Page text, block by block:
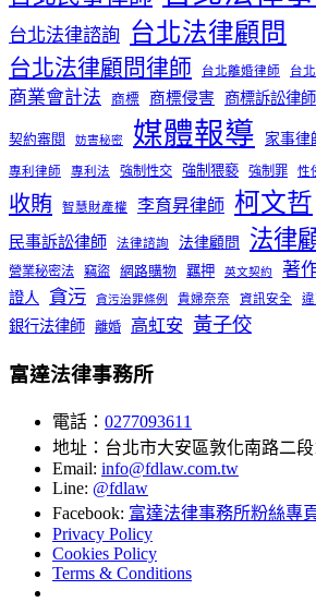
台北法律諮詢 台北法律顧問
台北法律顧問律師 台北離婚律師 台
商業會計法 商標 商標侵害 商標訴訟律師
契約審閱 妨害秘密 媒體報導 家事律
專利律師 專利法 強制性交 強制猥褻 強制罪 性
收賄 智慧財產權 李育昇律師 柯文哲
民事訴訟律師 法律諮詢 法律顧問 法律
營業秘密法 竊盜 網路購物 羈押 英文契約 著
證人 貪污 貪污治罪條例 貴婦奈奈 資訊安全
銀行法律師
離婚 高虹安 黃子佼
富達法律事務所
電話： 0277093611
地址：台北市大安區敦化南路二段
Email: info@fdlaw.com.tw
Line: @fdlaw
Facebook: 富達法律事務所粉絲專
Privacy Policy
Cookies Policy
Terms & Conditions